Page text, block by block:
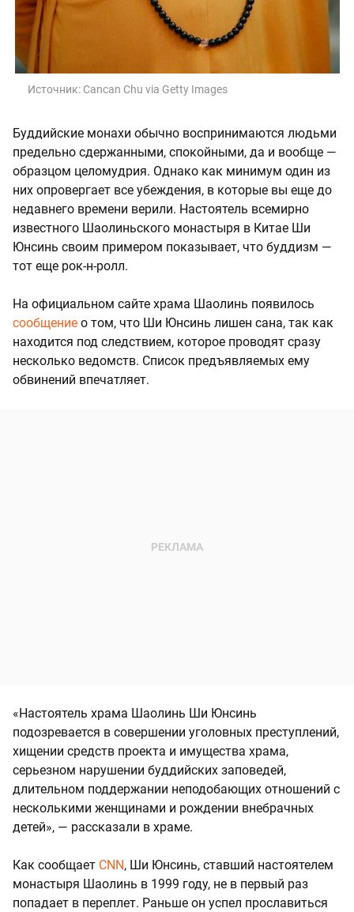
Источник: Cancan Chu via Getty Images
Буддийские монахи обычно воспринимаются людьми
предельно сдержанными, спокойными, да и вообще —
образцом целомудрия. Однако как минимум один из
них опровергает все убеждения, в которые вы еще до
недавнего времени верили. Настоятель всемирно
известного Шаолиньского монастыря в Китае Ши
Юнсинь своим примером показывает, что буддизм —
тот еще рок-н-ролл.
На официальном сайте храма Шаолинь появилось
сообщение о том, что Ши Юнсинь лишен сана, так как
находится под следствием, которое проводят сразу
несколько ведомств. Список предъявляемых ему
обвинений впечатляет.
«Настоятель храма Шаолинь Ши Юнсинь
подозревается в совершении уголовных преступлений,
хищении средств проекта и имущества храма,
серьезном нарушении буддийских заповедей,
длительном поддержании неподобающих отношений с
несколькими женщинами и рождении внебрачных
детей», — рассказали в храме.
Как сообщает CNN, Ши Юнсинь, ставший настоятелем
монастыря Шаолинь в 1999 году, не в первый раз
попадает в переплет. Раньше он успел прославиться